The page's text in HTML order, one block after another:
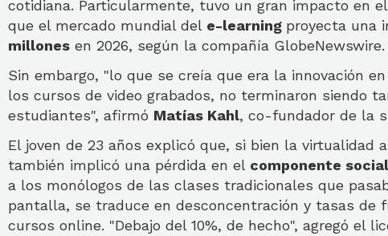
cotidiana. Particularmente, tuvo un gran impacto en el
que el mercado mundial del e-learning proyecta una
millones en 2026, según la compañía GlobeNewswire.
Sin embargo, "lo que se creía que era la innovación
los cursos de video grabados, no terminaron siendo
estudiantes", afirmó Matías Kahl, co-fundador de la
El joven de 23 años explicó que, si bien la virtualidad
también implicó una pérdida en el componente
a los monólogos de las clases tradicionales que
pantalla, se traduce en desconcentración y tasas de
cursos online. "Debajo del 10%, de hecho", agregó el